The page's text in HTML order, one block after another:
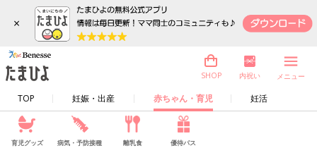
×
TOP 妊娠・出産 赤ちゃん・育児 妊活
SHOP 内祝い メニュー
育児グッズ 病気・予防接種 離乳食 優待パス